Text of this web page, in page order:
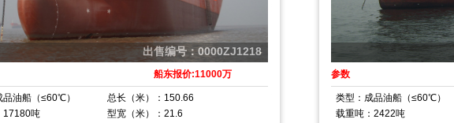
出售编号：0000ZJ1218
船东报价:11000万
品油船（≤60℃）
17180吨
总长（米）：150.66
型宽（米）：21.6
参数
类型：成品油船（≤60℃）
载重吨：2422吨